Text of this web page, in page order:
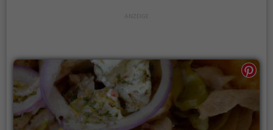
Genießer und Liebhaber der griechischen Küche.